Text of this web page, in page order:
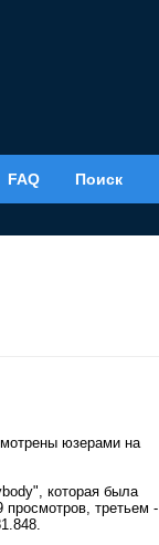
FAQ Поиск
юзерами на
которая была
третьем -